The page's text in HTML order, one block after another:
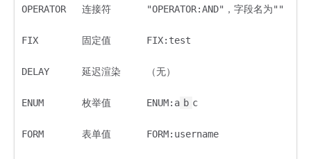
OPERATOR 连接符 "OPERATOR:AND"，字段名为""
FIX 固定值 FIX:test
DELAY 延迟渲染 （无）
ENUM 枚举值 ENUM:a b c
FORM 表单值 FORM:username